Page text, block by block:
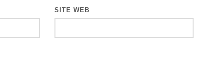
SITE WEB